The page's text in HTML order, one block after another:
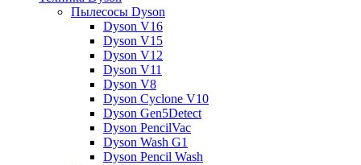
Пылесосы Dyson
Dyson V16
Dyson V15
Dyson V12
Dyson V11
Dyson V8
Dyson Cyclone V10
Dyson Gen5Detect
Dyson PencilVac
Dyson Wash G1
Dyson Pencil Wash